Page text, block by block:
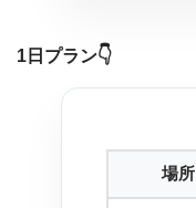
1日プラン👇
場所